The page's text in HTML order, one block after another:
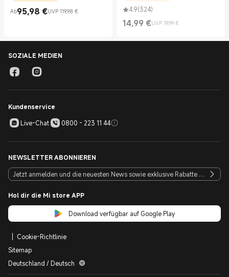
Ab95,98 €
Current Price €95.98UVP 119,98 €
UVP 119,98 €
4.9(324)
14,99 €
Current Price €14.99
UVP 19,99 €
UVP 19,99 €
SOZIALE MEDIEN
Kundenservice
Live-Chat
0800 - 223 11 44
NEWSLETTER ABONNIEREN
Hol dir die Mi store APP
Download verfügbar auf Google Play
Cookie-Richtlinie
Sitemap
Deutschland / Deutsch